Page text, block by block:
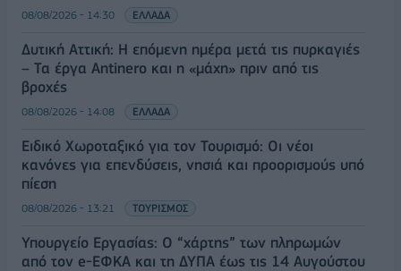
08/08/2026 - 14:30 ΕΛΛΑΔΑ
Δυτική Αττική: Η επόμενη ημέρα μετά τις πυρκαγιές
– Τα έργα Antinero και η «μάχη» πριν από τις
βροχές
08/08/2026 - 14:08 ΕΛΛΑΔΑ
Ειδικό Χωροταξικό για τον Τουρισμό: Οι νέοι
κανόνες για επενδύσεις, νησιά και προορισμούς υπό
πίεση
08/08/2026 - 13:21 ΤΟΥΡΙΣΜΟΣ
Υπουργείο Εργασίας: Ο “χάρτης” των πληρωμών
από τον e-ΕΦΚΑ και τη ΔΥΠΑ έως τις 14 Αυγούστου